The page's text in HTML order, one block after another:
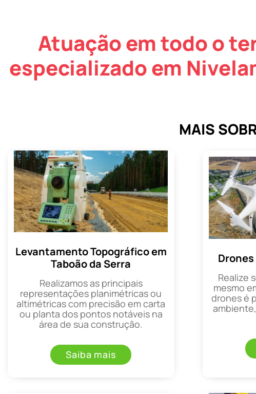
Atuação em todo o
especializado em
MAIS
Levantamento Topográfico em
Taboão da Serra
Realizamos as principais
representações planimétricas ou
altimétricas com precisão em carta
ou planta dos pontos notáveis na
área de sua construção.
Saiba mais
Drones
Realize
mesmo
drones é